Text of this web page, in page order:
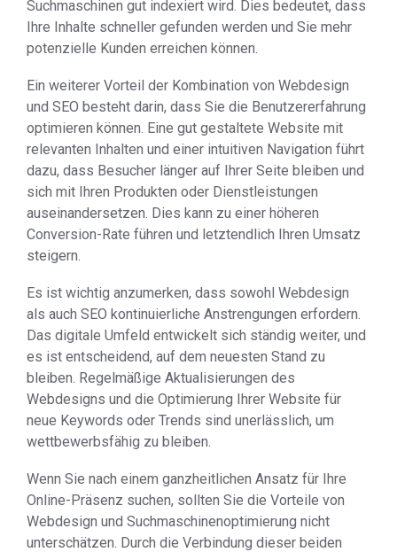
Suchmaschinen gut indexiert wird. Dies bedeutet, dass
Ihre Inhalte schneller gefunden werden und Sie mehr
potenzielle Kunden erreichen können.
Ein weiterer Vorteil der Kombination von Webdesign
und SEO besteht darin, dass Sie die Benutzererfahrung
optimieren können. Eine gut gestaltete Website mit
relevanten Inhalten und einer intuitiven Navigation führt
dazu, dass Besucher länger auf Ihrer Seite bleiben und
sich mit Ihren Produkten oder Dienstleistungen
auseinandersetzen. Dies kann zu einer höheren
Conversion-Rate führen und letztendlich Ihren Umsatz
steigern.
Es ist wichtig anzumerken, dass sowohl Webdesign
als auch SEO kontinuierliche Anstrengungen erfordern.
Das digitale Umfeld entwickelt sich ständig weiter, und
es ist entscheidend, auf dem neuesten Stand zu
bleiben. Regelmäßige Aktualisierungen des
Webdesigns und die Optimierung Ihrer Website für
neue Keywords oder Trends sind unerlässlich, um
wettbewerbsfähig zu bleiben.
Wenn Sie nach einem ganzheitlichen Ansatz für Ihre
Online-Präsenz suchen, sollten Sie die Vorteile von
Webdesign und Suchmaschinenoptimierung nicht
unterschätzen. Durch die Verbindung dieser beiden